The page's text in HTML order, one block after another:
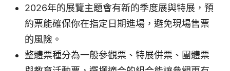
2026年的展覽主題會有新的季度展與特展，預
約票能確保你在指定日期進場，避免現場售票
的風險。
整體票種分為一般參觀票、特展併票、團體票